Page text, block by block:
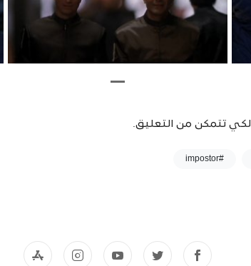
لكي تتمكن من التعليق.
#impostor